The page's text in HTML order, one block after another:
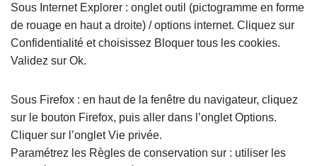
Sous Internet Explorer : onglet outil (pictogramme en forme
de rouage en haut a droite) / options internet. Cliquez sur
Confidentialité et choisissez Bloquer tous les cookies.
Validez sur Ok.
Sous Firefox : en haut de la fenêtre du navigateur, cliquez
sur le bouton Firefox, puis aller dans l’onglet Options.
Cliquer sur l’onglet Vie privée.
Paramétrez les Règles de conservation sur : utiliser les